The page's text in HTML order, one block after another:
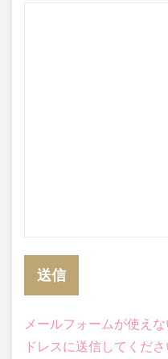
メールフォームが使え
ドレスに送信してくださ